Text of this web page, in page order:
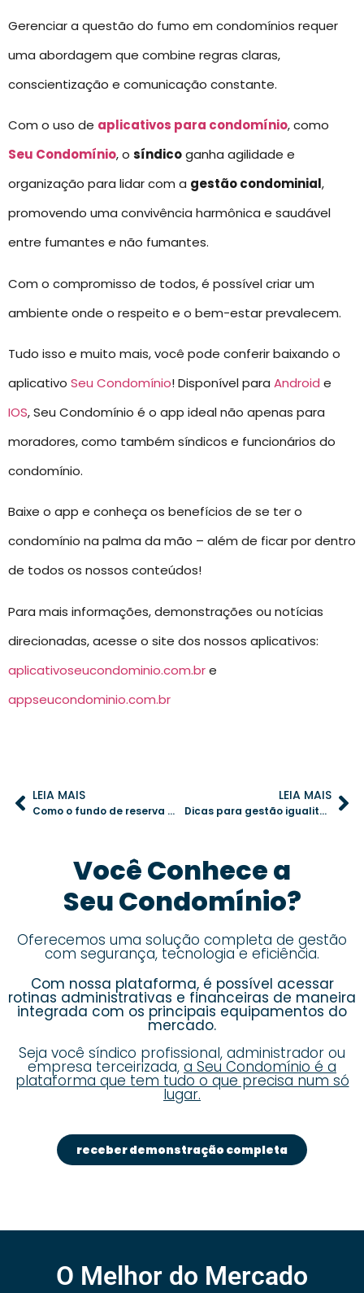
Gerenciar a questão do fumo em condomínios requer
uma abordagem que combine regras claras,
conscientização e comunicação constante.
Com o uso de aplicativos para condomínio, como
Seu Condomínio, o síndicoganha agilidade e
organização para lidar com a gestão condominial,
promovendo uma convivência harmônica e saudável
entre fumantes e não fumantes.
Com o compromisso de todos, é possível criar um
ambiente onde o respeito e o bem-estar prevalecem.
Tudo isso e muito mais, você pode conferir baixando o
aplicativo Seu Condomínio! Disponível para Android e
IOS, Seu Condomínio é o app ideal não apenas para
moradores, como também síndicos e funcionários do
condomínio.
Baixe o app e conheça os benefícios de se ter o
condomínio na palma da mão – além de ficar por dentro
de todos os nossos conteúdos!
Para mais informações, demonstrações ou notícias
direcionadas, acesse o site dos nossos aplicativos:
aplicativoseucondominio.com.bre
appseucondominio.com.br
LEIA MAIS
Como o fundo de reserva pode transformar a segurança financeira do condomínio
LEIA MAIS
Dicas para gestão igualitária das áreas de lazer do condomínio
Você Conhece a
Seu Condomínio?
Oferecemos uma solução completa de gestão
com segurança, tecnologia e eficiência.
Com nossa plataforma, é possível acessar
rotinas administrativas e financeiras de maneira
integrada com os principais equipamentos do
mercado.
Seja você síndico profissional, administrador ou
empresa terceirizada, a Seu Condomínio é a
plataforma que tem tudo o que precisa num só
lugar.
receber demonstração completa
O Melhor do Mercado